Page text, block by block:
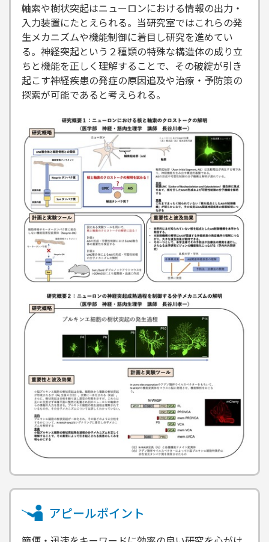
軸索や樹状突起はニューロンにおける情報の出力・
入力装置にたとえられる。当研究室ではこれらの発
生メカニズムや機能制御に着目し研究を進めてい
る。神経突起という２種類の特殊な構造体の成り立
ちと機能を正しく理解することで、その破綻が引き
起こす神経疾患の発症の原因追及や治療・予防策の
探索が可能であると考えられる。
アピールポイント